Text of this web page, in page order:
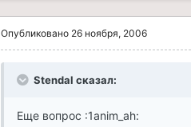
Опубликовано 26 ноября, 2006
Stendal сказал:
Еще вопрос :1anim_ah: